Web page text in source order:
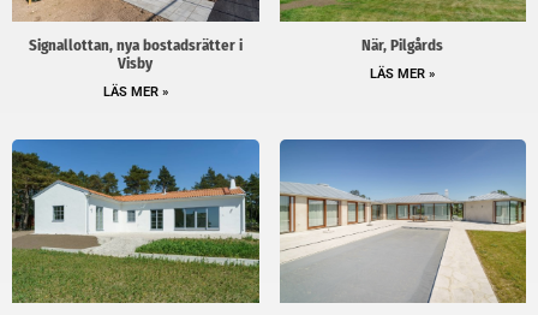
Signallottan, nya bostadsrätter i
Visby
LÄS MER »
När, Pilgårds
LÄS MER »